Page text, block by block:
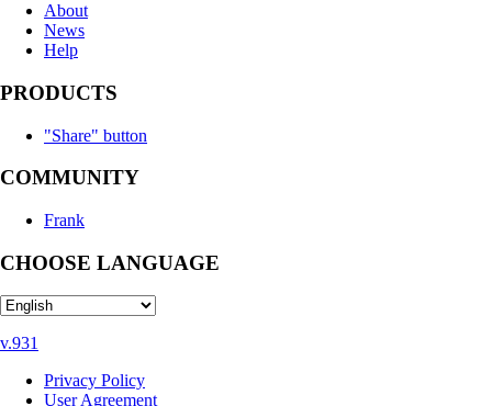
About
News
Help
PRODUCTS
"Share" button
COMMUNITY
Frank
CHOOSE LANGUAGE
v.931
Privacy Policy
User Agreement